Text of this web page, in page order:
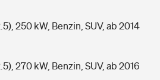
250 kW, Benzin, SUV, ab 2014
270 kW, Benzin, SUV, ab 2016